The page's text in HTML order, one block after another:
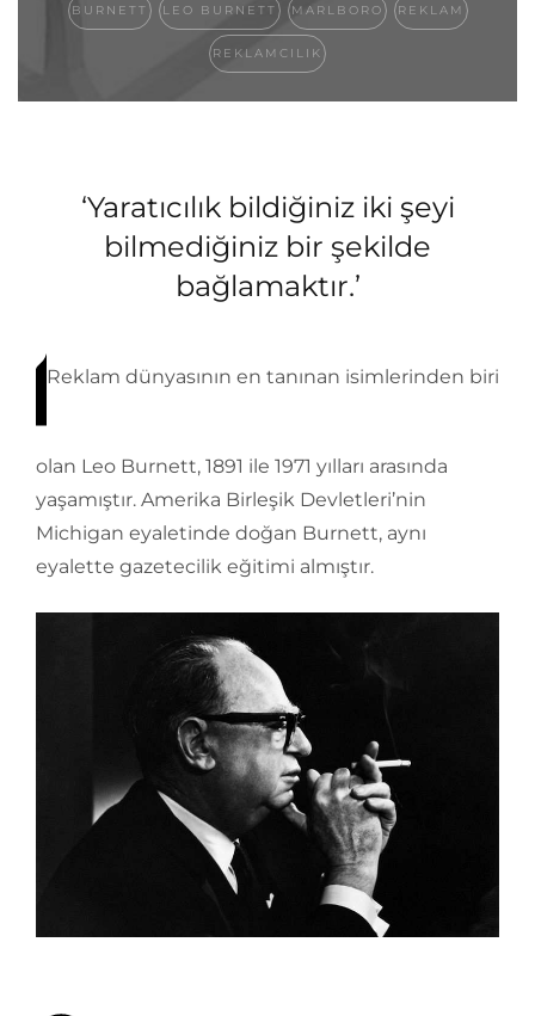
BURNETT LEO BURNETT MARLBORO REKLAM
REKLAMCILIK
‘Yaratıcılık bildiğiniz iki şeyi
bilmediğiniz bir şekilde
bağlamaktır.’
Reklam dünyasının en tanınan isimlerinden biri
olan Leo Burnett, 1891 ile 1971 yılları arasında
yaşamıştır. Amerika Birleşik Devletleri’nin
Michigan eyaletinde doğan Burnett, aynı
eyalette gazetecilik eğitimi almıştır.